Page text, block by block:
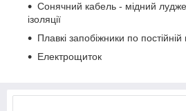
Сонячний кабель - мідний
ізоляції
Плавкі запобіжники по постійній
Електрощиток